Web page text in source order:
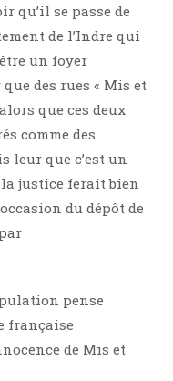
qu’il se passe de
de l’Indre qui
un foyer
des rues « Mis et
que ces deux
comme des
leur que c’est un
justice ferait bien
du dépôt de
pense
française
de Mis et